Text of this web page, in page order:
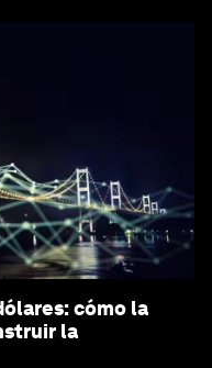
cómo la
la